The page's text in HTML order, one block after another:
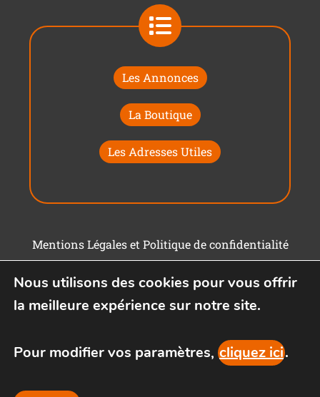
Les Annonces
La Boutique
Les Adresses Utiles
Mentions Légales et Politique de confidentialité
Nous utilisons des cookies pour vous offrir
la meilleure expérience sur notre site.
Pour modifier vos paramètres, cliquez ici.